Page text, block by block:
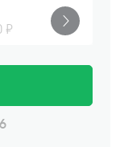
₽